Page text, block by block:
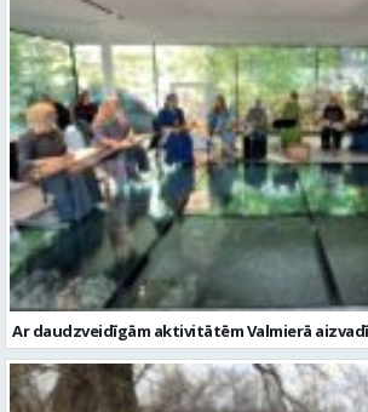
Ar daudzveidīgām aktivitātēm Valmierā